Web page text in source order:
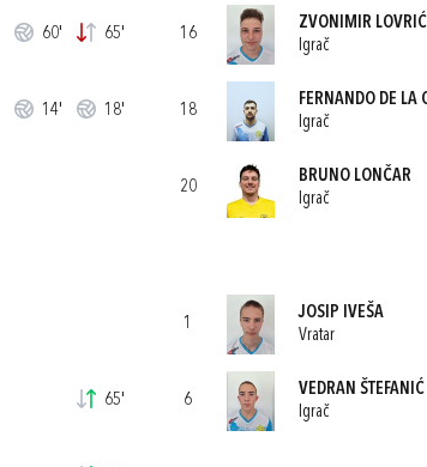
60' 65'
14' 18'
65'
16
ZVONIMIR LOVRIĆ
Igrač
18
FERNANDO DE LA
Igrač
20
BRUNO LONČAR
Igrač
1
JOSIP IVEŠA
Vratar
6
VEDRAN ŠTEFANIĆ
Igrač